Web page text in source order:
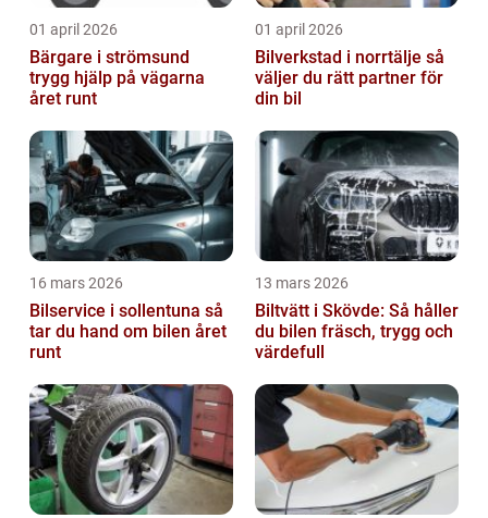
01 april 2026
Bärgare i strömsund
trygg hjälp på vägarna
året runt
01 april 2026
Bilverkstad i norrtälje så
väljer du rätt partner för
din bil
16 mars 2026
Bilservice i sollentuna så
tar du hand om bilen året
runt
13 mars 2026
Biltvätt i Skövde: Så håller
du bilen fräsch, trygg och
värdefull